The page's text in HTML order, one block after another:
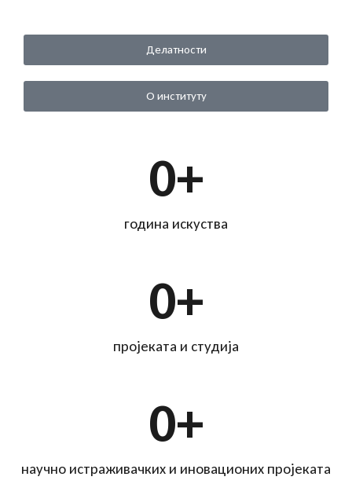
Делатности
О институту
година искуства
0+
пројеката и студија
0+
научно истраживачких и иновационих пројеката
0+